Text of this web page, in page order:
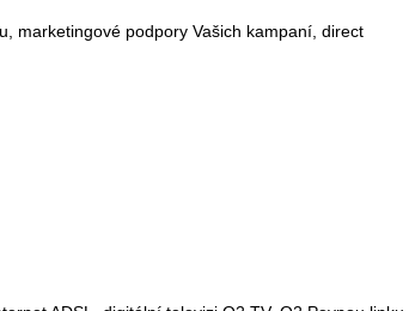
marketingové podpory Vašich kampaní, direct